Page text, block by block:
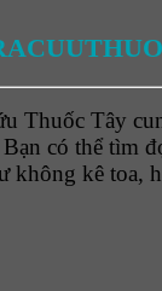
Thuốc Tây
có thể tìm
không kê toa,